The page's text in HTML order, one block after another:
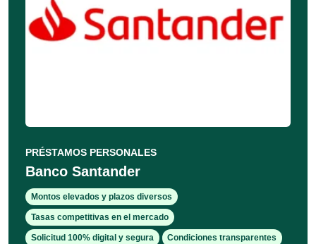
PRÉSTAMOS PERSONALES
Banco Santander
Montos elevados y plazos diversos
Tasas competitivas en el mercado
Solicitud 100% digital y segura Condiciones transparentes